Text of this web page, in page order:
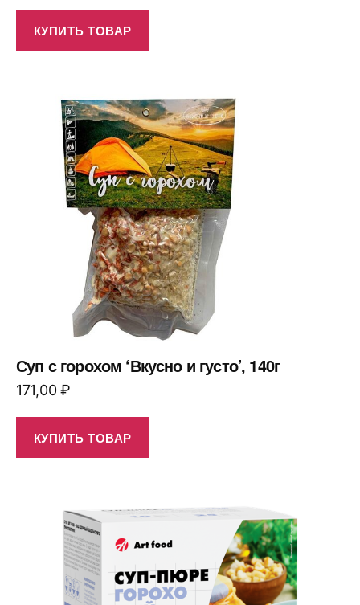
КУПИТЬ ТОВАР
Суп с горохом ‘Вкусно и густо’, 140г
171,00₽
КУПИТЬ ТОВАР